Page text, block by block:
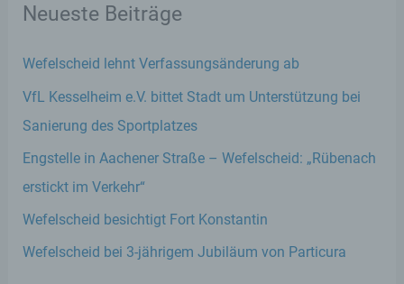
Neueste Beiträge
Wefelscheid lehnt Verfassungsänderung ab
VfL Kesselheim e.V. bittet Stadt um Unterstützung bei
Sanierung des Sportplatzes
Engstelle in Aachener Straße – Wefelscheid: „Rübenach
erstickt im Verkehr“
Wefelscheid besichtigt Fort Konstantin
Wefelscheid bei 3-jährigem Jubiläum von Particura